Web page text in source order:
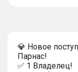
💎 Новое
Парнас!
✅ 1 Владелец!